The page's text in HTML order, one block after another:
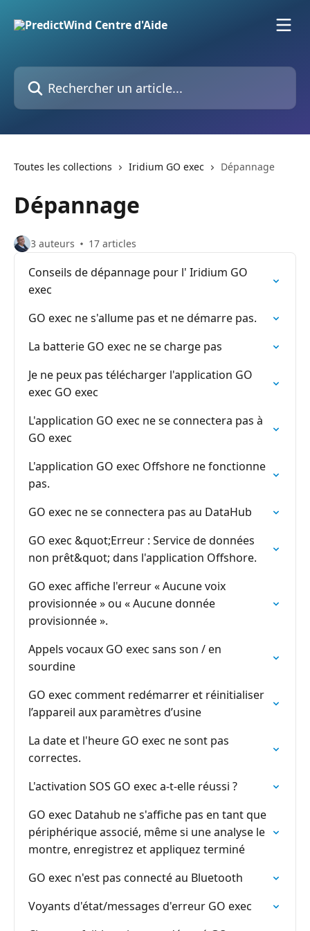
Rechercher un article...
Toutes les collections Iridium GO exec Dépannage
Dépannage
3 auteurs 17 articles
Conseils de dépannage pour l' Iridium GO
exec
GO exec ne s'allume pas et ne démarre pas.
La batterie GO exec ne se charge pas
Je ne peux pas télécharger l'application GO
exec GO exec
L'application GO exec ne se connectera pas à
GO exec
L'application GO exec Offshore ne fonctionne
pas.
GO exec ne se connectera pas au DataHub
GO exec &quot;Erreur : Service de données
non prêt&quot; dans l'application Offshore.
GO exec affiche l'erreur « Aucune voix
provisionnée » ou « Aucune donnée
provisionnée ».
Appels vocaux GO exec sans son / en
sourdine
GO exec comment redémarrer et réinitialiser
l’appareil aux paramètres d’usine
La date et l'heure GO exec ne sont pas
correctes.
L'activation SOS GO exec a-t-elle réussi ?
GO exec Datahub ne s'affiche pas en tant que
périphérique associé, même si une analyse le
montre, enregistrez et appliquez terminé
GO exec n'est pas connecté au Bluetooth
Voyants d'état/messages d'erreur GO exec